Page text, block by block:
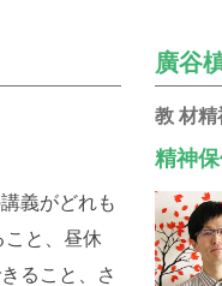
義がどれも
こと、昼休
ること、さ
廣谷
教 材
精神